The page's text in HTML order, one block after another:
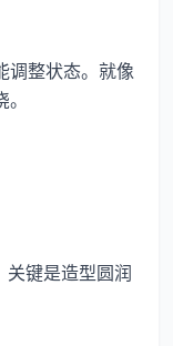
调整状态。就像
键是造型圆润